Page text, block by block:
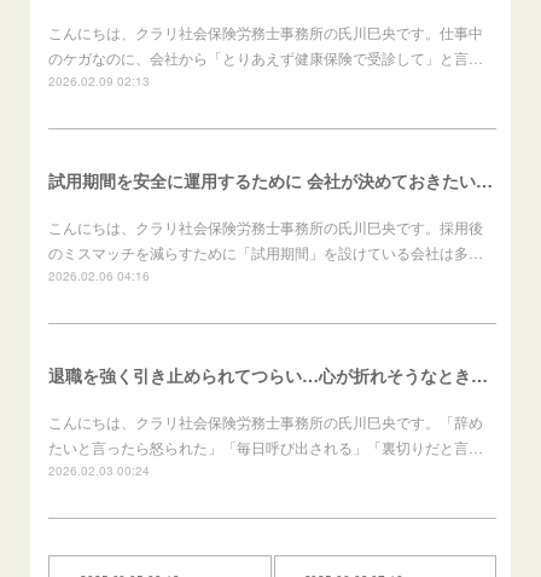
こんにちは、クラリ社会保険労務士事務所の氏川巳央です。仕事中
のケガなのに、会社から「とりあえず健康保険で受診して」と言…
2026.02.09 02:13
試用期間を安全に運用するために 会社が決めておきたいこと（会社向け）
こんにちは、クラリ社会保険労務士事務所の氏川巳央です。採用後
のミスマッチを減らすために「試用期間」を設けている会社は多…
2026.02.06 04:16
退職を強く引き止められてつらい…心が折れそうなときの進め方（労働者向け）
こんにちは、クラリ社会保険労務士事務所の氏川巳央です。「辞め
たいと言ったら怒られた」「毎日呼び出される」「裏切りだと言…
2026.02.03 00:24